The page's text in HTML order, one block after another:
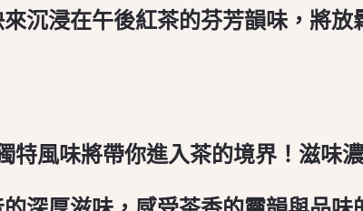
沉浸在午後紅茶的芬芳韻味，將
特風味將帶你進入茶的境界！滋味